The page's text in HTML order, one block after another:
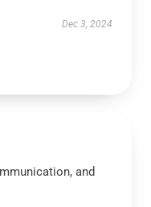
Dec 3, 2024
and